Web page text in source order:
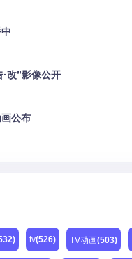
·改”影像公开
公布
tv(526) TV动画(503)